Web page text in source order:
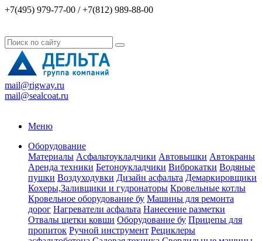
+7(495) 979-77-00 / +7(812) 989-88-00
mail@rigway.ru
mail@sealcoat.ru
Меню
Оборудование
Материалы Асфальтоукладчики Автовышки Автокраны
Аренда техники Бетоноукладчики Виброкатки Водяные
пушки Воздуходувки Дизайн асфальта Демаркировщики
Кохеры,Заливщики и гудронаторы Кровельные котлы
Кровельное оборудование бу Машины для ремонта
дорог Нагреватели асфальта Нанесение разметки
Отвалы щетки ковши Оборудование бу Прицепы для
пропиток Ручной инструмент Рециклеры